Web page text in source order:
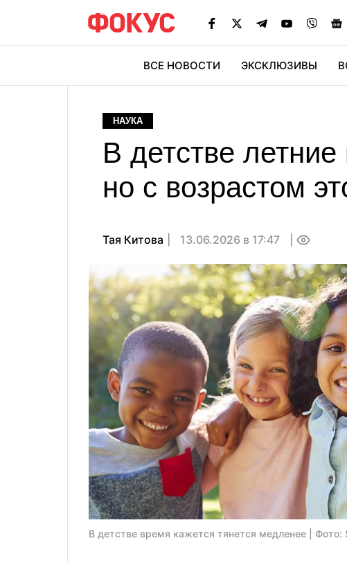
ВСЕ НОВОСТИ ЭКСКЛЮЗИВЫ
НАУКА
В детстве
но с возрастом
Тая Китова 13.06.2026 в 17:47
В детстве время кажется тянется медленее | Фото: